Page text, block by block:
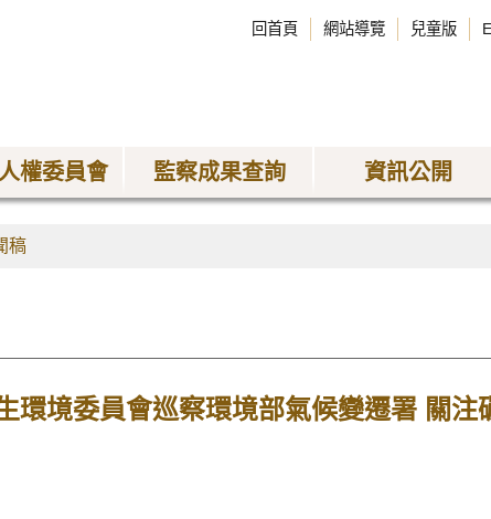
回首頁 網站導覽 兒童版
權委員會 監察成果查詢 資訊公開
稿
環境委員會巡察環境部氣候變遷署 關注